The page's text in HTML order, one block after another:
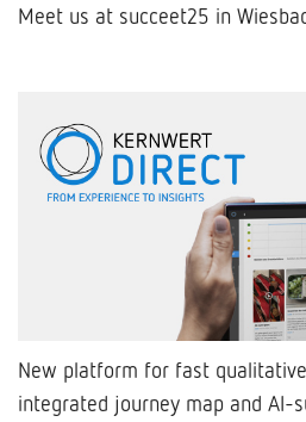
Meet us at succeet25 in
New platform for fast
integrated journey map and AI-